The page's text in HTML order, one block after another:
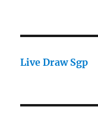
Live Draw Sgp